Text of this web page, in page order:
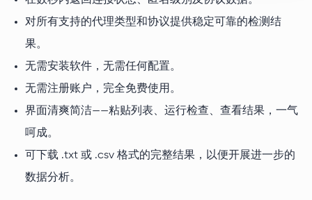
对所有支持的代理类型和协议提供稳定可靠的检测结
果。
无需安装软件，无需任何配置。
无需注册账户，完全免费使用。
界面清爽简洁——粘贴列表、运行检查、查看结果，一气
呵成。
可下载 .txt 或 .csv 格式的完整结果，以便开展进一步的
数据分析。